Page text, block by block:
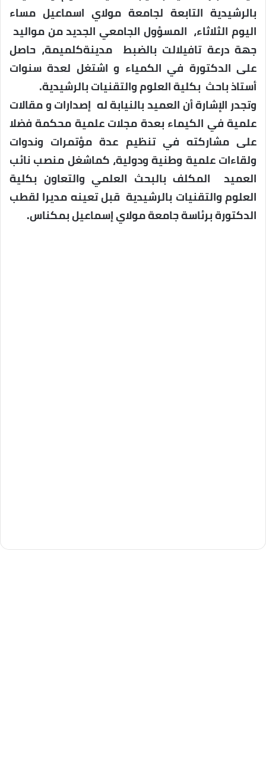
بالرشيدية التابعة لجامعة مولاي اسماعيل مساء
اليوم الثلاثاء، المسؤول الجامعي الجديد من مواليد
جهة درعة تافيلالت بالضبط مدينةكلميمة، حاصل
على الدكتورة في الكمياء و اشتغل لعدة سنوات
أستاذ باحث بكلية العلوم والتقنيات بالرشيدية.
وتجدر الإشارة أن العميد بالنيابة له إصدارات و مقالات
علمية في الكيماء بعدة مجلات علمية محكمة فضلا
على مشاركته في تنظيم عدة مؤتمرات وندوات
ولقاءات علمية وطنية ودولية، كماشغل منصب نائب
العميد المكلف بالبحث العلمي والتعاون بكلية
العلوم والتقنيات بالرشيدية قبل تعينه مديرا لقطب
الدكتورة برئاسة جامعة مولاي إسماعيل بمكناس.